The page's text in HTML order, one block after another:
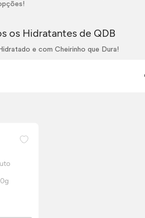
os Hidratantes de QDB
e com Cheirinho que Dura!